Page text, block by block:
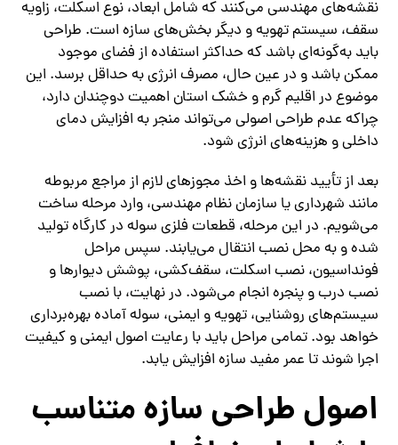
نقشه‌های مهندسی می‌کنند که شامل ابعاد، نوع اسکلت، زاویه
سقف، سیستم تهویه و دیگر بخش‌های سازه است. طراحی
باید به‌گونه‌ای باشد که حداکثر استفاده از فضای موجود
ممکن باشد و در عین حال، مصرف انرژی به حداقل برسد. این
موضوع در اقلیم گرم و خشک استان اهمیت دوچندان دارد،
چراکه عدم طراحی اصولی می‌تواند منجر به افزایش دمای
داخلی و هزینه‌های انرژی شود.
بعد از تأیید نقشه‌ها و اخذ مجوزهای لازم از مراجع مربوطه
مانند شهرداری یا سازمان نظام مهندسی، وارد مرحله ساخت
می‌شویم. در این مرحله، قطعات فلزی سوله در کارگاه تولید
شده و به محل نصب انتقال می‌یابند. سپس مراحل
فونداسیون، نصب اسکلت، سقف‌کشی، پوشش دیوارها و
نصب درب و پنجره انجام می‌شود. در نهایت، با نصب
سیستم‌های روشنایی، تهویه و ایمنی، سوله آماده بهره‌برداری
خواهد بود. تمامی مراحل باید با رعایت اصول ایمنی و کیفیت
اجرا شوند تا عمر مفید سازه افزایش یابد.
اصول طراحی سازه متناسب